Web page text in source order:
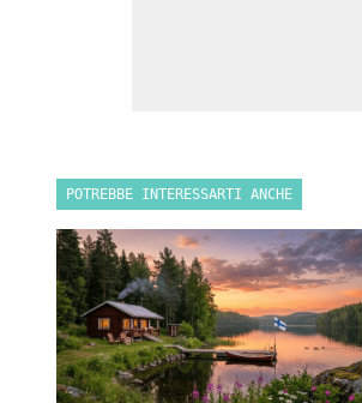
POTREBBE INTERESSARTI ANCHE